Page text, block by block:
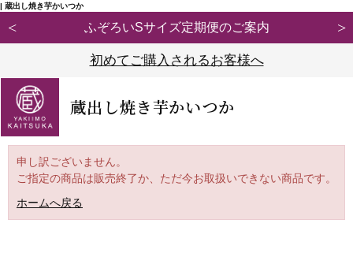
| 蔵出し焼き芋かいつか
ズ定期便のご案内 【重要】弊社ブランド「
初めてご購入されるお客様へ
蔵出し焼き芋かいつか
申し訳ございません。
ご指定の商品は販売終了か、ただ今お取扱いできない商品です。
ホームへ戻る